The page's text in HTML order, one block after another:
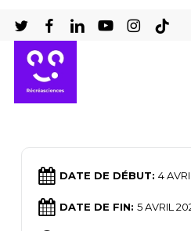
au
contenu
principal
DATE DE DÉBUT: 4
DATE DE FIN: 5 AVRIL